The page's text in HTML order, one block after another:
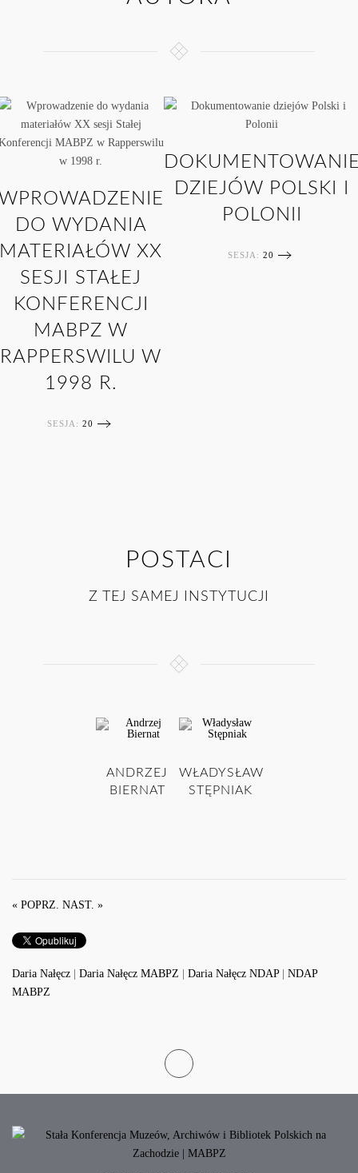
DO WYDANIA
MATERIAŁÓW XX
SESJI STAŁEJ
KONFERENCJI
MABPZ W
RAPPERSWILU W
1998 R.
SESJA: 20
DZIEJÓW POLSKI I
POLONII
SESJA: 20
POSTACI
Z TEJ SAMEJ INSTYTUCJI
ANDRZEJ
BIERNAT
WŁADYSŁAW
STĘPNIAK
« POPRZ. NAST. »
Daria Nałęcz Daria Nałęcz MABPZ Daria Nałęcz NDAP| NDAP
MABPZ